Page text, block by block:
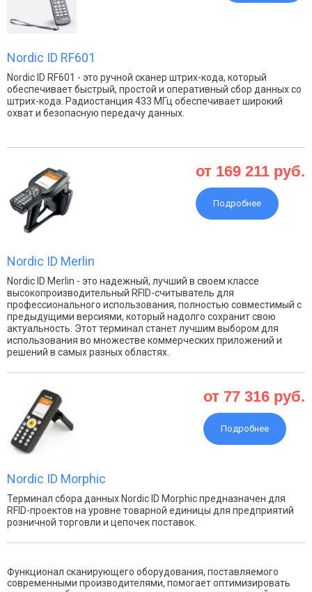
Nordic ID RF601
Nordic ID RF601 - это ручной сканер штрих-кода, который
обеспечивает быстрый, простой и оперативный сбор данных со
штрих-кода. Радиостанция 433 МГц обеспечивает широкий
охват и безопасную передачу данных.
от 169 211 руб.
Подробнее
Nordic ID Merlin
Nordic ID Merlin - это надежный, лучший в своем классе
высокопроизводительный RFID-считыватель для
профессионального использования, полностью совместимый с
предыдущими версиями, который надолго сохранит свою
актуальность. Этот терминал станет лучшим выбором для
использования во множестве коммерческих приложений и
решений в самых разных областях.
от 77 316 руб.
Подробнее
Nordic ID Morphic
Терминал сбора данных Nordic ID Morphic предназначен для
RFID-проектов на уровне товарной единицы для предприятий
розничной торговли и цепочек поставок.
Функционал сканирующего оборудования, поставляемого
современными производителями, помогает оптимизировать